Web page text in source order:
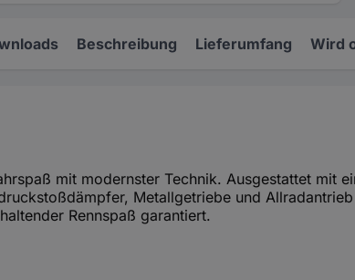
Beschreibung Lieferumfang Wird
mit modernster Technik. Ausgestattet mit
Metallgetriebe und
Rennspaß garantiert.